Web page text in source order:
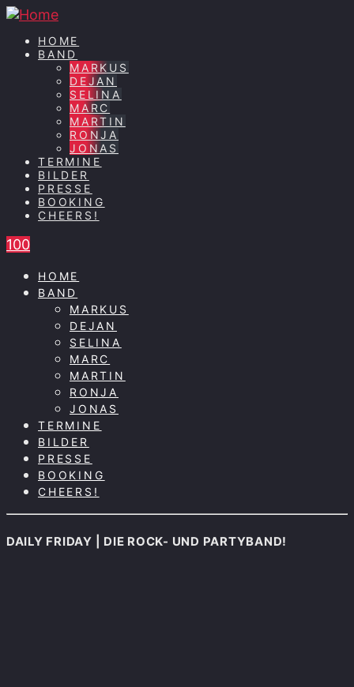
HOME
BAND
MARKUS
DEJAN
SELINA
MARC
MARTIN
RONJA
JONAS
TERMINE
BILDER
PRESSE
BOOKING
CHEERS!
100
HOME
BAND
MARKUS
DEJAN
SELINA
MARC
MARTIN
RONJA
JONAS
TERMINE
BILDER
PRESSE
BOOKING
CHEERS!
DAILY FRIDAY | DIE ROCK- UND PARTYBAND!